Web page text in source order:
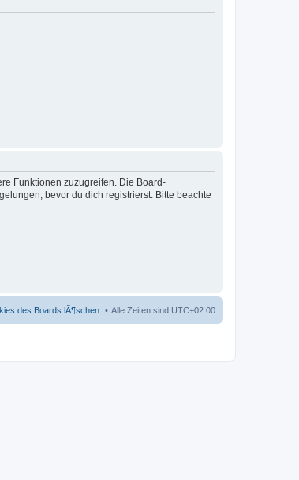
Funktionen zuzugreifen. Die Board-
bevor du dich registrierst. Bitte beachte
Alle Zeiten sind UTC+02:00
des Boards lÃ¶schen